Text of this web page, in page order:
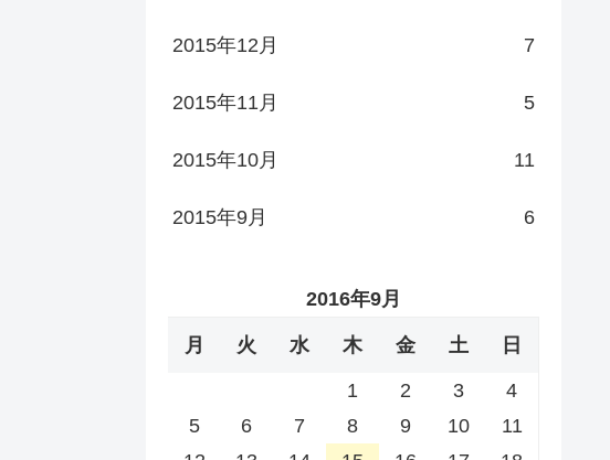
2015年12月 7
2015年11月 5
2015年10月 11
2015年9月 6
2016年9月
月 火 水 木 金 土 日
1 2 3
4
5
6 7 8 9 10
11